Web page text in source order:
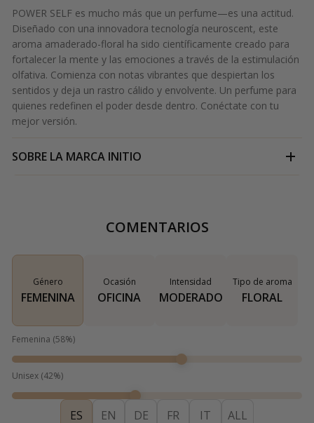
POWER SELF es mucho más que un perfume—es una actitud.
Diseñado con una innovadora tecnología neuroscent, este
aroma amaderado-floral ha sido científicamente creado para
fortalecer la mente y las emociones a través de la estimulación
olfativa. Comienza con notas vibrantes que despiertan los
sentidos y deja un rastro cálido y envolvente. Un perfume para
quienes redefinen el poder desde dentro. Conéctate con tu
mejor versión.
SOBRE LA MARCA INITIO
COMENTARIOS
Género
FEMENINA
Ocasión
OFICINA
Intensidad
MODERADO
Tipo de aroma
FLORAL
Femenina (58%)
Unisex (42%)
ES EN DE FR IT ALL